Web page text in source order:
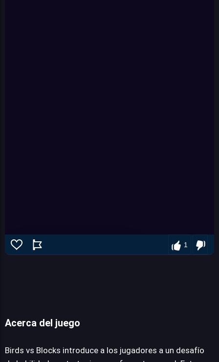
1
Acerca del juego
Birds vs Blocks introduce a los jugadores a un desafío